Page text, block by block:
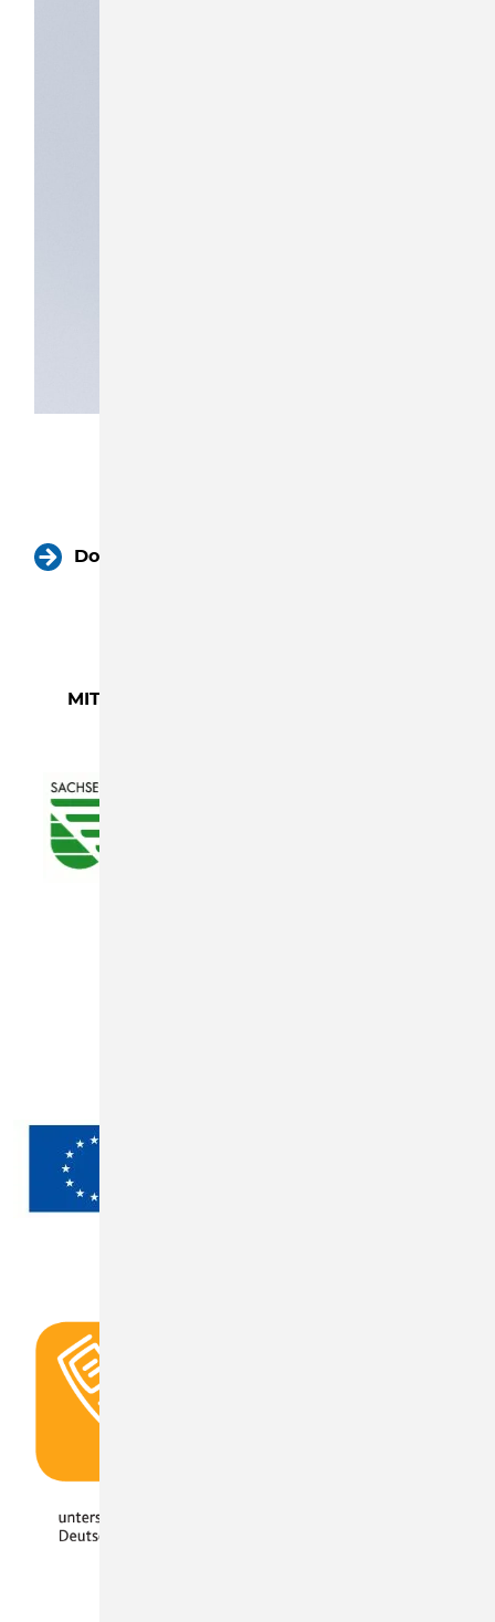
Download Beitrittserklärung
MIT FREUNDLICHER UNTERSTÜTZUNG